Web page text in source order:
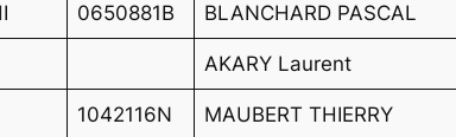
0650881B BLANCHARD PASCAL
AKARY Laurent
1042116N MAUBERT THIERRY